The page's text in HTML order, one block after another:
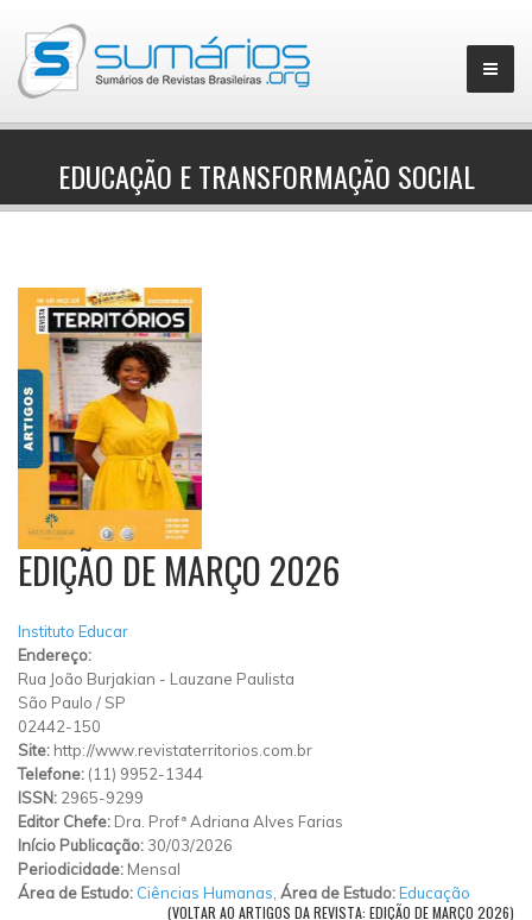
▼
EDUCAÇÃO E TRANSFORMAÇÃO SOCIAL
EDIÇÃO DE MARÇO 2026
Instituto Educar
Endereço:
Rua João Burjakian - Lauzane Paulista
São Paulo / SP
02442-150
Site: http://www.revistaterritorios.com.br
Telefone: (11) 9952-1344
ISSN: 2965-9299
Editor Chefe: Dra. Profª Adriana Alves Farias
Início Publicação: 30/03/2026
Periodicidade: Mensal
Área de Estudo: Ciências Humanas Área de Estudo:Educação
(VOLTAR AO ARTIGOS DA REVISTA: EDIÇÃO DE MARÇO 2026)